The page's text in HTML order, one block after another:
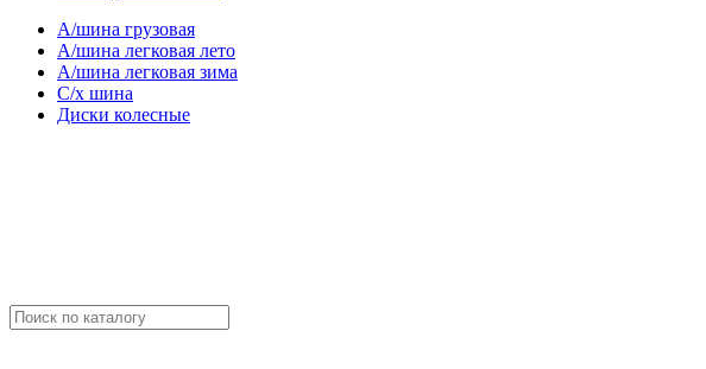
А/шина грузовая
А/шина легковая лето
А/шина легковая зима
С/х шина
Диски колесные